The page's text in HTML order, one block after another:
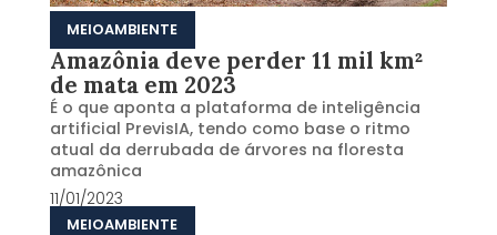
MEIOAMBIENTE
Amazônia deve perder 11 mil km²
de mata em 2023
É o que aponta a plataforma de inteligência
artificial PrevisIA, tendo como base o ritmo
atual da derrubada de árvores na floresta
amazônica
11/01/2023
MEIOAMBIENTE